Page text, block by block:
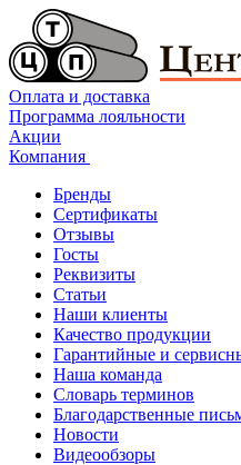
Оплата и доставка
Программа лояльности
Акции
Компания
Бренды
Сертификаты
Отзывы
Госты
Реквизиты
Статьи
Наши клиенты
Качество продукции
Гарантийные и
Наша команда
Словарь терминов
Благодарственные
Новости
Видеообзоры